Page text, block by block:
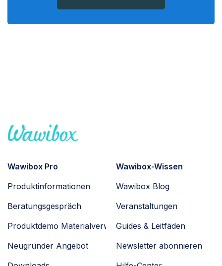
Wawibox Pro
Produktinformationen
Beratungsgespräch
Produktdemo Materialverwaltung
Neugründer Angebot
Wawibox-Wissen
Wawibox Blog
Veranstaltungen
Guides & Leitfäden
Newsletter abonnieren